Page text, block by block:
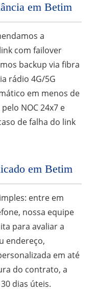
em Betim
a
com failover
backup via fibra
rádio 4G/5G
em menos de
NOC 24x7 e
de falha do link
em Betim
entre em
nossa equipe
para avaliar a
endereço,
em até
do contrato, a
dias úteis.